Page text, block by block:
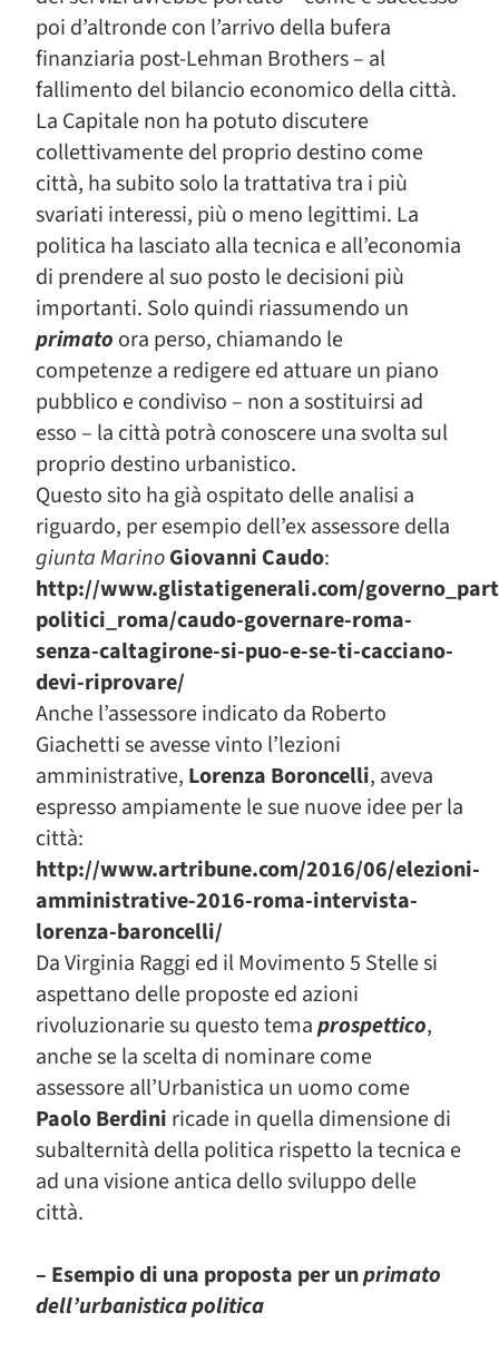
poi d’altronde con l’arrivo della bufera
finanziaria post-Lehman Brothers – al
fallimento del bilancio economico della città.
La Capitale non ha potuto discutere
collettivamente del proprio destino come
città, ha subito solo la trattativa tra i più
svariati interessi, più o meno legittimi. La
politica ha lasciato alla tecnica e all’economia
di prendere al suo posto le decisioni più
importanti. Solo quindi riassumendo un
primato ora perso, chiamando le
competenze a redigere ed attuare un piano
pubblico e condiviso – non a sostituirsi ad
esso – la città potrà conoscere una svolta sul
proprio destino urbanistico.
Questo sito ha già ospitato delle analisi a
riguardo, per esempio dell’ex assessore della
giunta MarinoGiovanni Caudo:
http://www.glistatigenerali.com/
politici_roma/caudo-governare-roma-
senza-caltagirone-si-puo-e-se-ti-cacciano-
devi-riprovare/
Anche l’assessore indicato da Roberto
Giachetti se avesse vinto l’lezioni
amministrative, Lorenza Boroncelli, aveva
espresso ampiamente le sue nuove idee per la
città:
http://www.artribune.com/2016/06/elezioni-
amministrative-2016-roma-intervista-
lorenza-baroncelli/
Da Virginia Raggi ed il Movimento 5 Stelle si
aspettano delle proposte ed azioni
rivoluzionarie su questo temaprospettico,
anche se la scelta di nominare come
assessore all’Urbanistica un uomo come
Paolo Berdini ricade in quella dimensione di
subalternità della politica rispetto la tecnica e
ad una visione antica dello sviluppo delle
città.
– Esempio di una proposta per unprimato
dell’urbanistica politica